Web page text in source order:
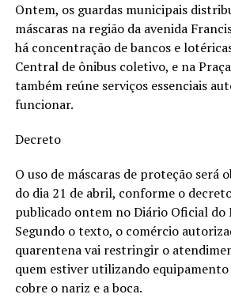
Ontem, os guardas municipais
máscaras na região da avenida
há concentração de bancos e
Central de ônibus coletivo, e na
também reúne serviços essenciais
funcionar.
Decreto
O uso de máscaras de proteção
do dia 21 de abril, conforme o
publicado ontem no Diário Oficial do
Segundo o texto, o comércio
quarentena vai restringir o
quem estiver utilizando
cobre o nariz e a boca.